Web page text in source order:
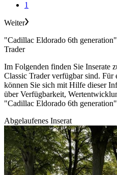
1
Weiter
"Cadillac Eldorado 6th
Trader
Im Folgenden finden Sie Inserate
Classic Trader verfügbar sind. Für
können Sie sich mit Hilfe dieser
über Verfügbarkeit,
"Cadillac Eldorado 6th
Abgelaufenes Inserat